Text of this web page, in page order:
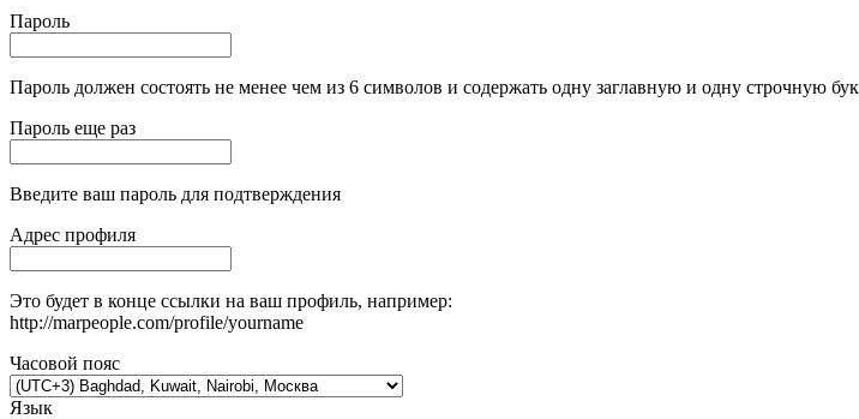
Пароль
Пароль должен состоять не менее чем из 6 символов и содержать одну заглавную и одну строчную
Пароль еще раз
Введите ваш пароль для подтверждения
Адрес профиля
Это будет в конце ссылки на ваш профиль, например:
http://marpeople.com/profile/yourname
Часовой пояс
Язык